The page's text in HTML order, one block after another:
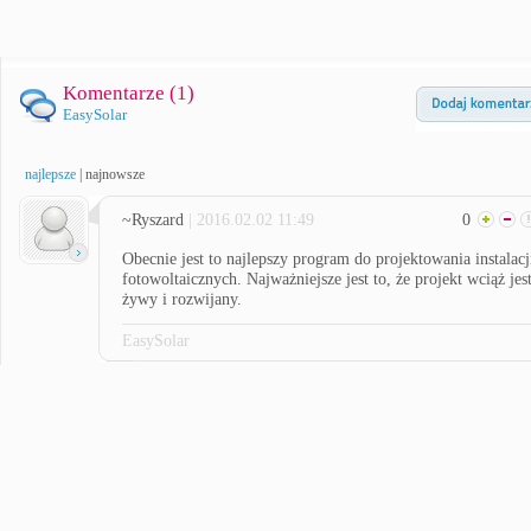
Komentarze (1)
EasySolar
najlepsze najnowsze
~Ryszard | 2016.02.02 11:49 0
Obecnie jest to najlepszy program do projektowania
fotowoltaicznych. Najważniejsze jest to, że projekt wciąż jest
żywy i rozwijany.
EasySolar